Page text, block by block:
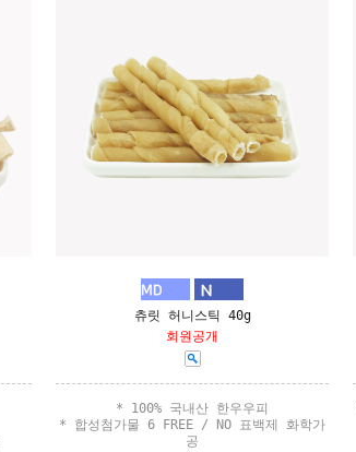
츄릿 허니스틱 40g
회원공개
* 100% 국내산 한우우피
* 합성첨가물 6 FREE / NO 표백제 화학가
공